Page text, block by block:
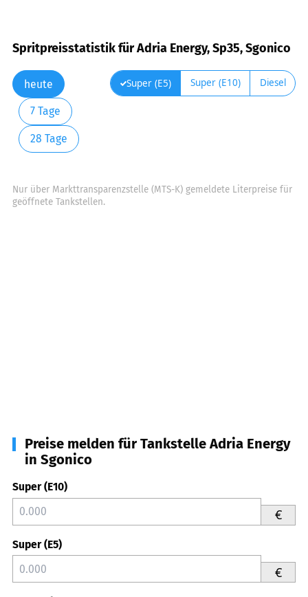
Spritpreisstatistik für Adria Energy, Sp35, Sgonico
heute
7 Tage
28 Tage
Super (E5) Super (E10) Diesel
Nur über Markttransparenzstelle (MTS-K) gemeldete Literpreise für
geöffnete Tankstellen.
Preise melden für Tankstelle Adria Energy
in Sgonico
Super (E10)
€
Super (E5)
€